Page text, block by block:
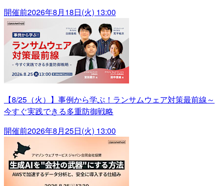
開催前2026年8月18日(火) 13:00
【8/25（火）】事例から学ぶ！ランサムウェア対策最前線～
今すぐ実践できる多重防御戦略
開催前2026年8月25日(火) 13:00